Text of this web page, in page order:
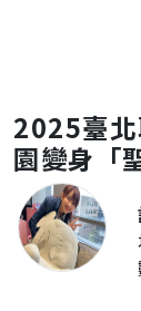
2025臺北
園變身「